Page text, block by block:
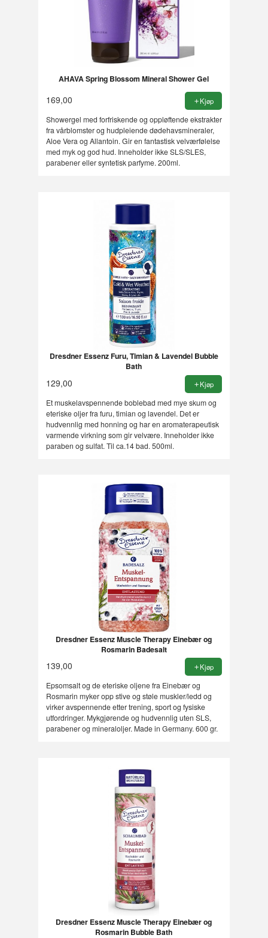
AHAVA Spring Blossom Mineral Shower Gel
169,00 Kjøp
Showergel med forfriskende og oppløftende ekstrakter
fra vårblomster og hudpleiende dødehavsmineraler,
Aloe Vera og Allantoin. Gir en fantastisk velværfølelse
med myk og god hud. Inneholder ikke SLS/SLES,
parabener eller syntetisk parfyme. 200ml.
Dresdner Essenz Furu, Timian & Lavendel Bubble
Bath
129,00 Kjøp
Et muskelavspennende boblebad med mye skum og
eteriske oljer fra furu, timian og lavendel. Det er
hudvennlig med honning og har en aromaterapeutisk
varmende virkning som gir velvære. Inneholder ikke
paraben og sulfat. Til ca.14 bad. 500ml.
Dresdner Essenz Muscle Therapy Einebær og
Rosmarin Badesalt
139,00 Kjøp
Epsomsalt og de eteriske oljene fra Einebær og
Rosmarin myker opp stive og støle muskler/ledd og
virker avspennende etter trening, sport og fysiske
utfordringer. Mykgjørende og hudvennlig uten SLS,
parabener og mineraloljer. Made in Germany. 600 gr.
Dresdner Essenz Muscle Therapy Einebær og
Rosmarin Bubble Bath